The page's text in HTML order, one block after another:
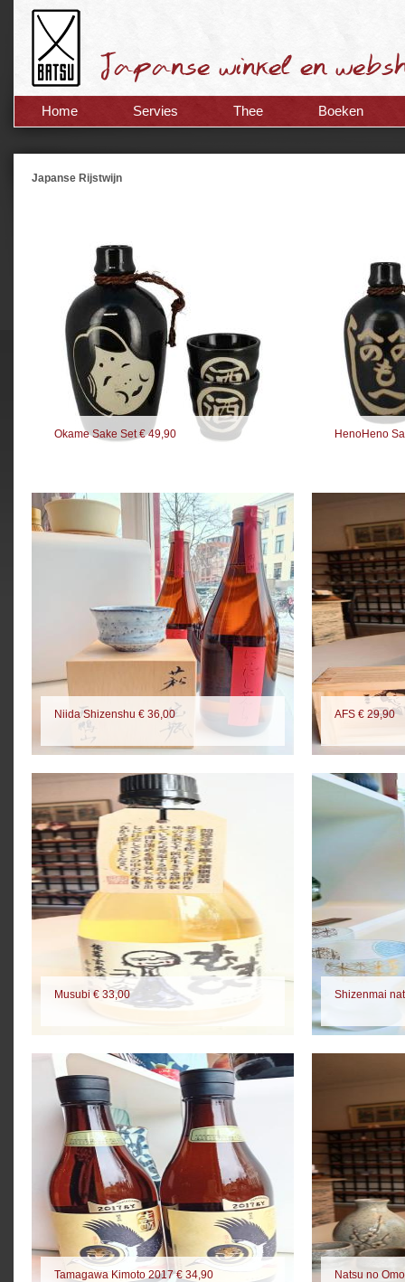
Home Servies Thee Boeken
Japanse Rijstwijn
Okame Sake Set € 49,90 HenoHeno
Niida Shizenshu € 36,00 AFS € 29,90
Musubi € 33,00 Shizenmai
Tamagawa Kimoto 2017 € 34,90 Natsu no